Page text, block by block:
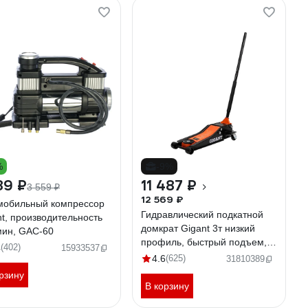
₽3 559 ₽
компрессор
производительность
GAC-60
(402) 15933537
11 487 ₽
12 569 ₽
Гидравлический подкатной
домкрат Gigant 3т низкий
профиль, быстрый подъем,
2х цилиндровый,
подъем-515мм, GSJL-3T
4.6(625) 31810389
В корзину